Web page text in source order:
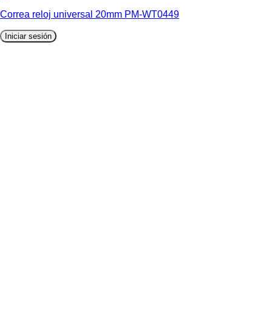
Correa reloj universal 20mm PM-WT0449
Iniciar sesión